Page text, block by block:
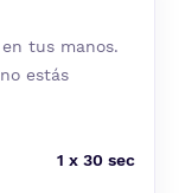
tus manos.
estás
1 x 30 sec